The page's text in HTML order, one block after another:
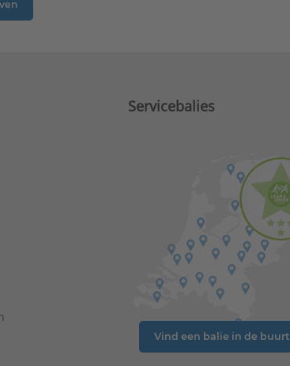
Servicebalies
Vind een balie in de buurt